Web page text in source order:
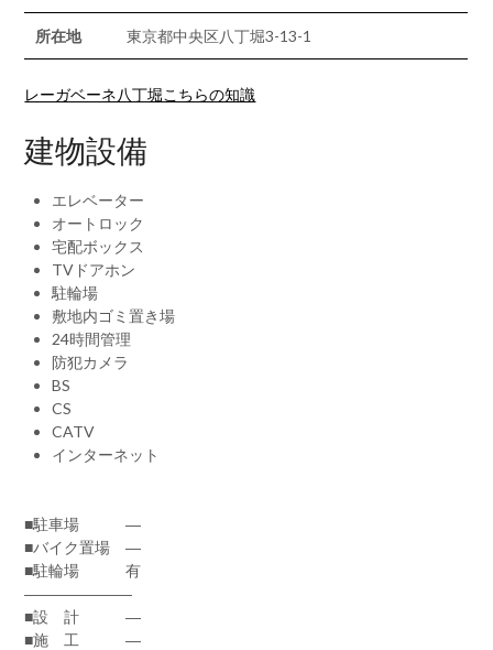
所在地 東京都中央区八丁堀3-13-1
レーガベーネ八丁堀こちらの知識
建物設備
エレベーター
オートロック
宅配ボックス
TVドアホン
駐輪場
敷地内ゴミ置き場
24時間管理
防犯カメラ
BS
CS
CATV
インターネット
■駐車場 ―
■バイク置場 ―
■駐輪場 有
―――――――
■設 計 ―
■施 工 ―